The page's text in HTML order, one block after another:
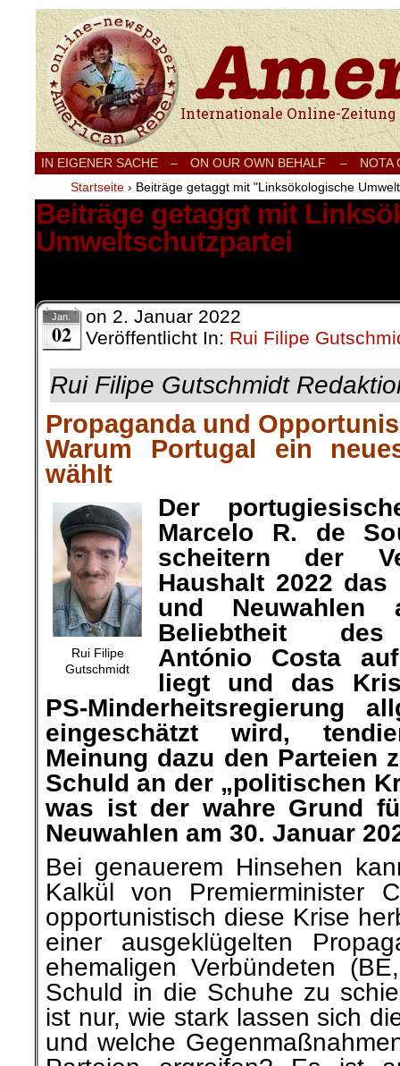
Internationale Onlinezeitung für Frieden,
IN EIGENER SACHE – ON OUR OWN BEHALF –
NOTA
Startseite › Beiträge getaggt mit "Linksökologische
Beiträge getaggt mit
Umweltschutzpartei
Jan.
02
on 2. Januar 2022
Veröffentlicht In: Rui Filipe
Rui Filipe Gutschmidt
Propaganda und
Warum Portugal ein
wählt
Rui Filipe
Gutschmidt
Der
Marcelo R. de
scheitern der
Haushalt 2022
und Neuwahlen
Beliebtheit des
António Costa
liegt und das
PS-Minderheitsregierung
eingeschätzt wird,
Meinung dazu den Parteien
Schuld an der „politischen
was ist der wahre Grund
Neuwahlen am 30. Januar
Bei genauerem Hinsehen
Kalkül von Premierminister
opportunistisch diese Krise
einer ausgeklügelten
ehemaligen Verbündeten
Schuld in die Schuhe zu
ist nur, wie stark lassen sich
und welche